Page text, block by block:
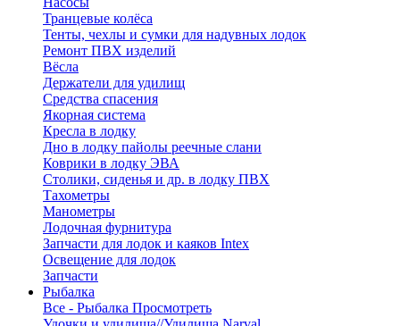
Транцевые колёса
Тенты, чехлы и сумки для надувных лодок
Ремонт ПВХ изделий
Вёсла
Держатели для удилищ
Средства спасения
Якорная система
Кресла в лодку
Дно в лодку пайолы реечные слани
Коврики в лодку ЭВА
Столики, сиденья и др. в лодку ПВХ
Тахометры
Манометры
Лодочная фурнитура
Запчасти для лодок и каяков Intex
Освещение для лодок
Запчасти
Рыбалка
Все - Рыбалка Просмотреть